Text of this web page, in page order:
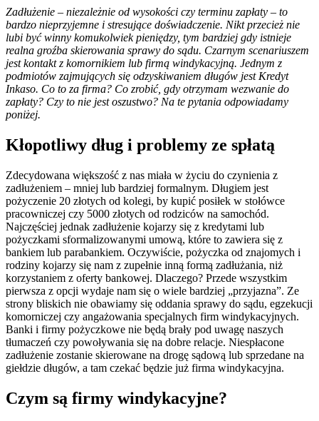
Zadłużenie – niezależnie od wysokości czy terminu zapłaty – to
bardzo nieprzyjemne i stresujące doświadczenie. Nikt przecież nie
lubi być winny komukolwiek pieniędzy, tym bardziej gdy istnieje
realna groźba skierowania sprawy do sądu. Czarnym scenariuszem
jest kontakt z komornikiem lub firmą windykacyjną. Jednym z
podmiotów zajmujących się odzyskiwaniem długów jest Kredyt
Inkaso. Co to za firma? Co zrobić, gdy otrzymam wezwanie do
zapłaty? Czy to nie jest oszustwo? Na te pytania odpowiadamy
poniżej.
Kłopotliwy dług i problemy ze spłatą
Zdecydowana większość z nas miała w życiu do czynienia z
zadłużeniem – mniej lub bardziej formalnym. Długiem jest
pożyczenie 20 złotych od kolegi, by kupić posiłek w stołówce
pracowniczej czy 5000 złotych od rodziców na samochód.
Najczęściej jednak zadłużenie kojarzy się z kredytami lub
pożyczkami sformalizowanymi umową, które to zawiera się z
bankiem lub parabankiem. Oczywiście, pożyczka od znajomych i
rodziny kojarzy się nam z zupełnie inną formą zadłużania, niż
korzystaniem z oferty bankowej. Dlaczego? Przede wszystkim
pierwsza z opcji wydaje nam się o wiele bardziej „przyjazna”. Ze
strony bliskich nie obawiamy się oddania sprawy do sądu, egzekucji
komorniczej czy angażowania specjalnych firm windykacyjnych.
Banki i firmy pożyczkowe nie będą brały pod uwagę naszych
tłumaczeń czy powoływania się na dobre relacje. Niespłacone
zadłużenie zostanie skierowane na drogę sądową lub sprzedane na
giełdzie długów, a tam czekać będzie już firma windykacyjna.
Czym są firmy windykacyjne?